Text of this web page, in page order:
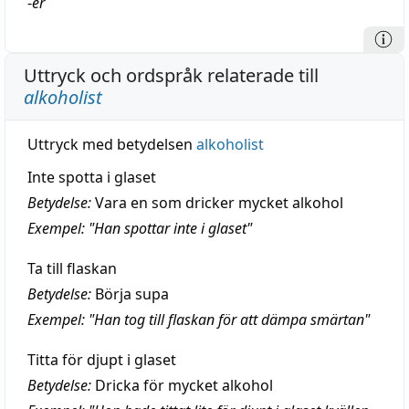
Uttryck och ordspråk relaterade till
alkoholist
Uttryck med betydelsen alkoholist
Inte spotta i glaset
Betydelse:Vara en som dricker mycket alkohol
Exempel: "Han spottar inte i glaset"
Ta till flaskan
Betydelse: Börja supa
Exempel: "Han tog till flaskan för att dämpa smärtan"
Titta för djupt i glaset
Betydelse: Dricka för mycket alkohol